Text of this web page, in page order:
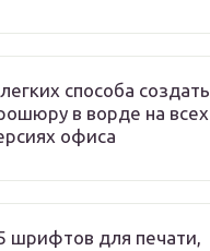
способа создать
в ворде на всех
офиса
шрифтов для печати,